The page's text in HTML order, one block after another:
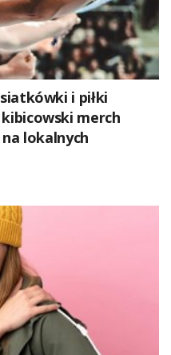
i piłki
merch
lokalnych